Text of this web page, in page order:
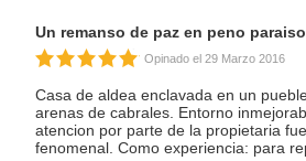
Un remanso de paz en peno
Opinado el 29 Marzo 2016
Casa de aldea enclavada en un
arenas de cabrales. Entorno
atencion por parte de la propietaria
fenomenal. Como experiencia: para